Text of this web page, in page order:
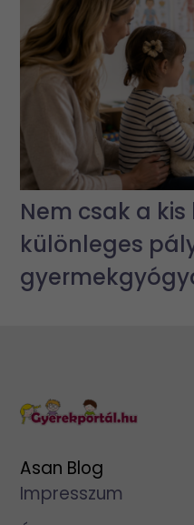
Nem csak a
különleges
Asan Blog
Impresszum